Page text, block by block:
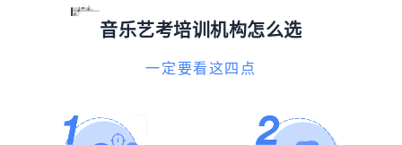
音乐艺考培训机构怎么选
一定要看这四点